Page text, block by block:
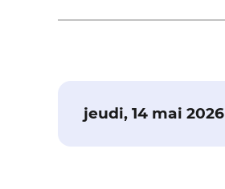
jeudi, 14 mai 2026